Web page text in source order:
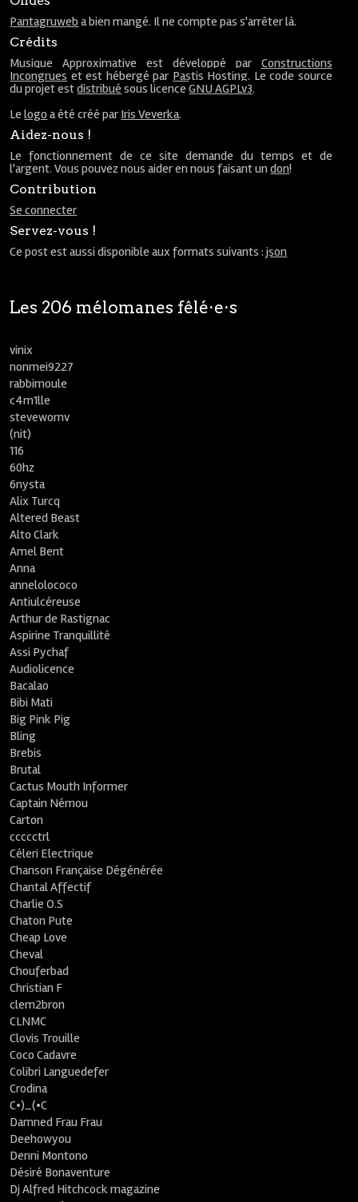
Pantagruweb a bien mangé. Il ne compte pas s'arrêter là.
Crédits
Musique Approximative est développé par Constructions
Incongrues et est hébergé par Pastis Hosting. Le code source
du projet estdistribué sous licenceGNU AGPLv3.
Lelogo a été créé par Iris Veverka.
Aidez-nous !
Le fonctionnement de ce site demande du temps et de
l'argent. Vous pouvez nous aider en nous faisant undon!
Contribution
Se connecter
Servez-vous !
Ce post est aussi disponible aux formats suivants :json
Les 206 mélomanes fêlé⋅e⋅s
vinix
nonmei9227
rabbimoule
c4m1lle
stevewornv
(nit)
116
60hz
6nysta
Alix Turcq
Altered Beast
Alto Clark
Amel Bent
Anna
annelolococo
Antiulcéreuse
Arthur de Rastignac
Aspirine Tranquillité
Assi Pychaf
Audiolicence
Bacalao
Bibi Mati
Big Pink Pig
Bling
Brebis
Brutal
Cactus Mouth Informer
Captain Némou
Carton
ccccctrl
Céleri Electrique
Chanson Française Dégénérée
Chantal Affectif
Charlie O.S
Chaton Pute
Cheap Love
Cheval
Chouferbad
Christian F
clem2bron
CLNMC
Clovis Trouille
Coco Cadavre
Colibri Languedefer
Crodina
C•)_(•C
Damned Frau Frau
Deehowyou
Denni Montono
Désiré Bonaventure
Dj Alfred Hitchcock magazine